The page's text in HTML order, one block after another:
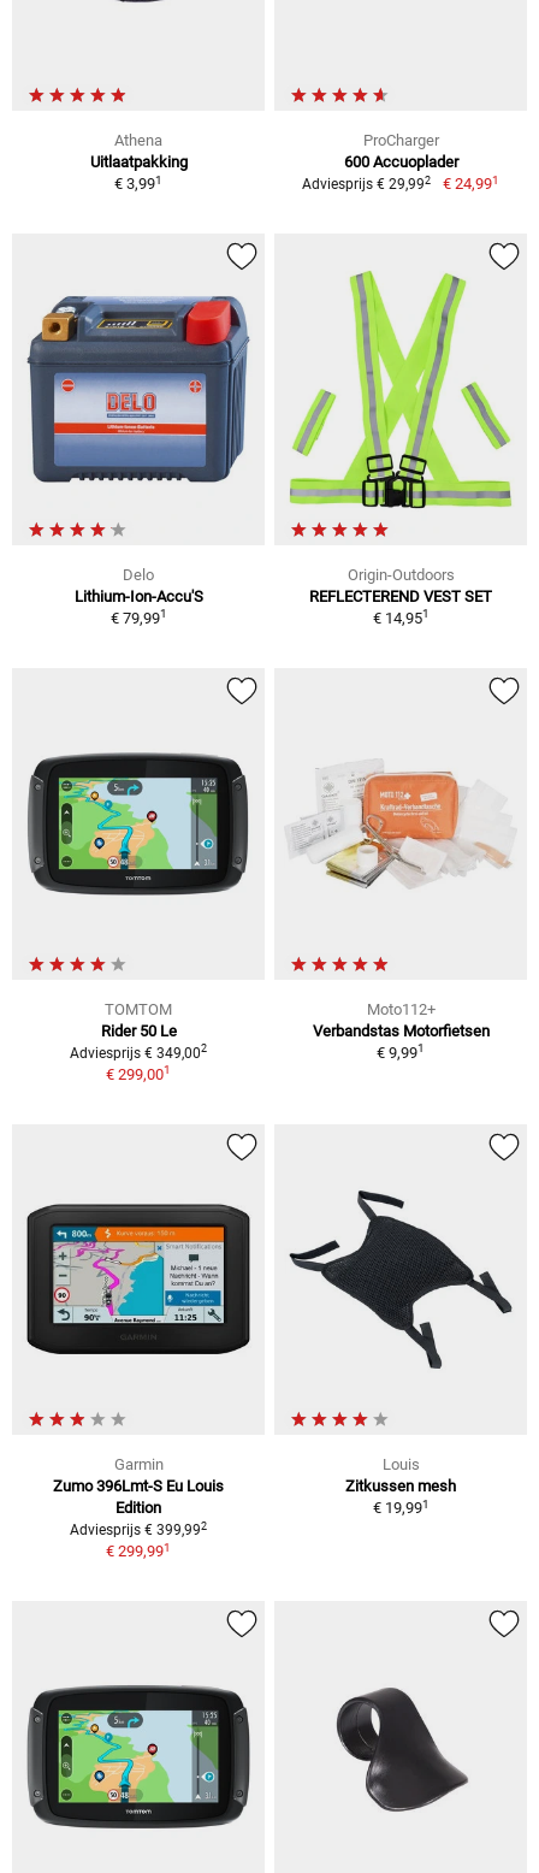
Athena
Uitlaatpakking
€ 3,991
ProCharger
600 Accuoplader
Adviesprijs € 29,992 € 24,991
Delo
Lithium-Ion-Accu'S
€ 79,991
Origin-Outdoors
REFLECTEREND VEST SET
€ 14,951
TOMTOM
Rider 50 Le
Adviesprijs € 349,002
€ 299,001
Moto112+
Verbandstas Motorfietsen
€ 9,991
Garmin
Zumo 396Lmt-S Eu Louis
Edition
Adviesprijs € 399,992
€ 299,991
Louis
Zitkussen mesh
€ 19,991